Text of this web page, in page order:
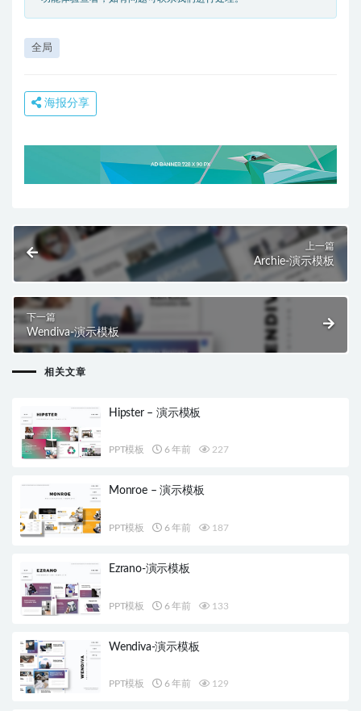
全局
海报分享
上一篇
Archie-演示模板
下一篇
Wendiva-演示模板
相关文章
Hipster – 演示模板
PPT模板 6 年前 227
Monroe – 演示模板
PPT模板 6 年前 187
Ezrano-演示模板
PPT模板 6 年前 133
Wendiva-演示模板
PPT模板 6 年前 129